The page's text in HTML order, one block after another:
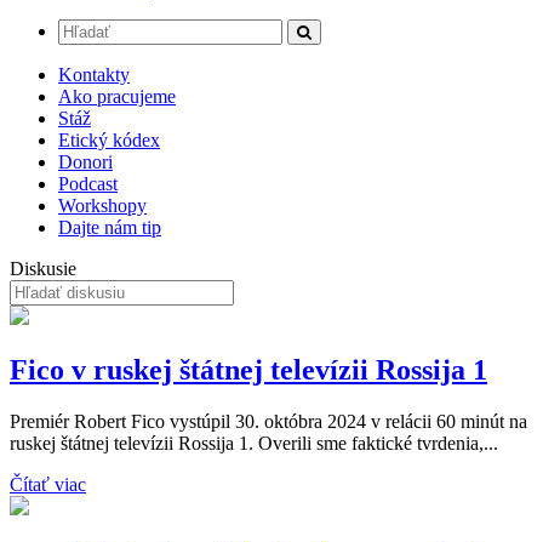
Kontakty
Ako pracujeme
Stáž
Etický kódex
Donori
Podcast
Workshopy
Dajte nám tip
Diskusie
Fico v ruskej štátnej televízii Rossija 1
Premiér Robert Fico vystúpil 30. októbra 2024 v relácii 60 minút na
ruskej štátnej televízii Rossija 1. Overili sme faktické tvrdenia,...
Čítať viac